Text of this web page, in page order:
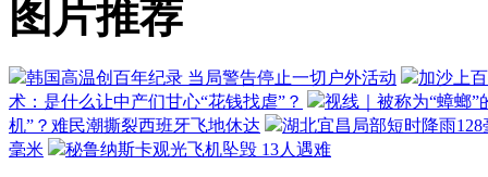
图片推荐
韩国高温创百年纪录 当局警告停止一切户外活动
加沙上
术：是什么让中产们甘心“花钱找虐”？
视线｜被称为“蟑螂
机”？难民潮撕裂西班牙飞地休达
湖北宜昌局部短时降雨
毫米
秘鲁纳斯卡观光飞机坠毁 13人遇难